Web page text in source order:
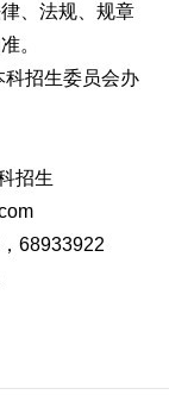
、法规、规章
。
招生委员会办
招生
68933922